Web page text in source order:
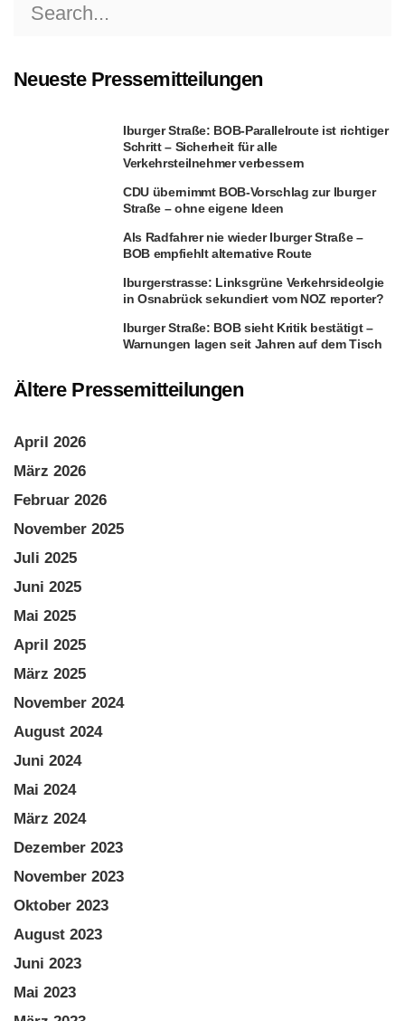
for:
Neueste Pressemitteilungen
Iburger Straße: BOB-Parallelroute ist richtiger
Schritt – Sicherheit für alle
Verkehrsteilnehmer verbessern
CDU übernimmt BOB-Vorschlag zur Iburger
Straße – ohne eigene Ideen
Als Radfahrer nie wieder Iburger Straße –
BOB empfiehlt alternative Route
Iburgerstrasse: Linksgrüne Verkehrsideolgie
in Osnabrück sekundiert vom NOZ reporter?
Iburger Straße: BOB sieht Kritik bestätigt –
Warnungen lagen seit Jahren auf dem Tisch
Ältere Pressemitteilungen
April 2026
März 2026
Februar 2026
November 2025
Juli 2025
Juni 2025
Mai 2025
April 2025
März 2025
November 2024
August 2024
Juni 2024
Mai 2024
März 2024
Dezember 2023
November 2023
Oktober 2023
August 2023
Juni 2023
Mai 2023